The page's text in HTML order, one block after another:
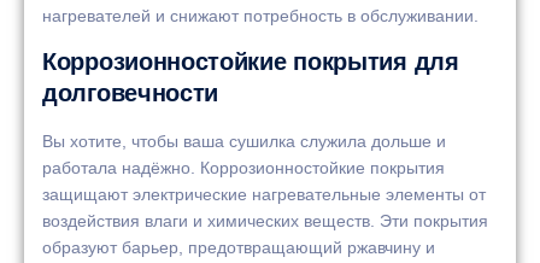
нагревателей и снижают потребность в обслуживании.
Коррозионностойкие покрытия для
долговечности
Вы хотите, чтобы ваша сушилка служила дольше и
работала надёжно. Коррозионностойкие покрытия
защищают электрические нагревательные элементы от
воздействия влаги и химических веществ. Эти покрытия
образуют барьер, предотвращающий ржавчину и